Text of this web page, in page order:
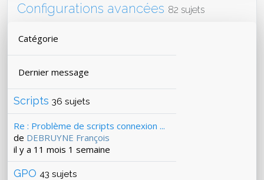
Configurations avancées 82 sujets
Catégorie
Dernier message
Scripts 36 sujets
Re : Problème de scripts connexion ...
de DEBRUYNE François
il y a 11 mois 1 semaine
GPO 43 sujets